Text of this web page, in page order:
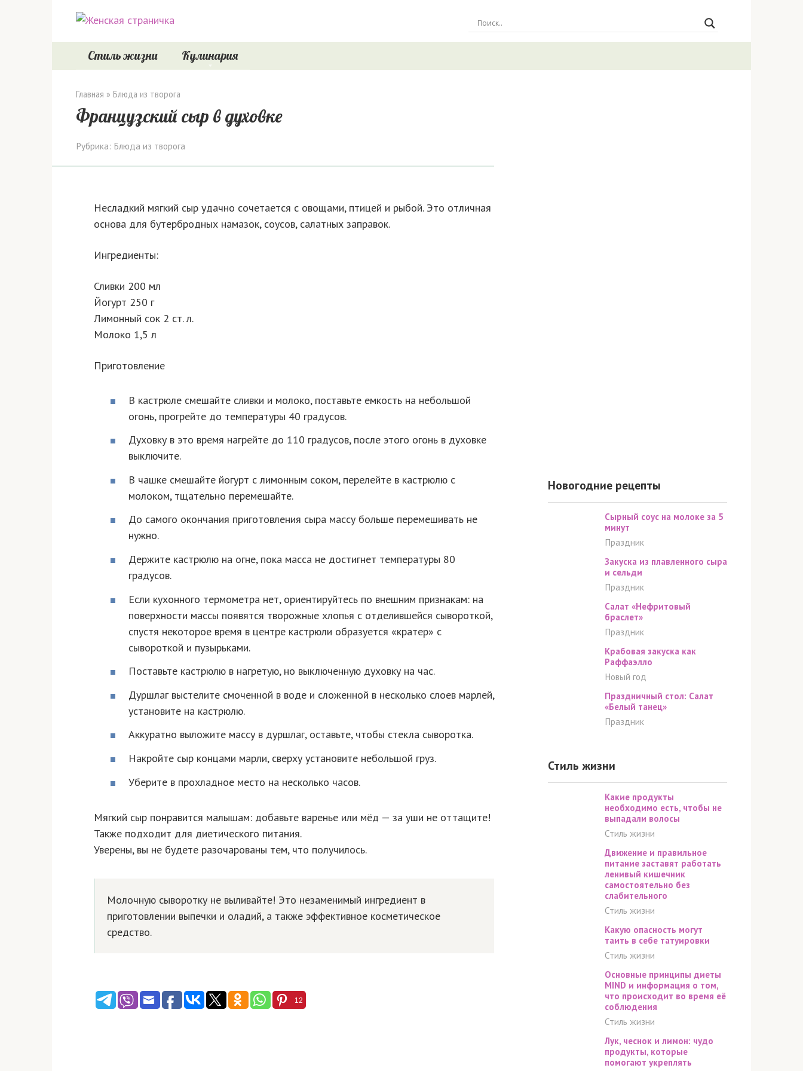
Стиль жизни Кулинария
Главная » Блюда из творога
Французский сыр в духовке
Рубрика: Блюда из творога
Несладкий мягкий сыр удачно сочетается с овощами, птицей и рыбой. Это отличная
основа для бутербродных намазок, соусов, салатных заправок.
Ингредиенты:
Сливки 200 мл
Йогурт 250 г
Лимонный сок 2 ст. л.
Молоко 1,5 л
Приготовление
В кастрюле смешайте сливки и молоко, поставьте емкость на небольшой
огонь, прогрейте до температуры 40 градусов.
Духовку в это время нагрейте до 110 градусов, после этого огонь в духовке
выключите.
В чашке смешайте йогурт с лимонным соком, перелейте в кастрюлю с
молоком, тщательно перемешайте.
До самого окончания приготовления сыра массу больше перемешивать не
нужно.
Держите кастрюлю на огне, пока масса не достигнет температуры 80
градусов.
Если кухонного термометра нет, ориентируйтесь по внешним признакам: на
поверхности массы появятся творожные хлопья с отделившейся сывороткой,
спустя некоторое время в центре кастрюли образуется «кратер» с
сывороткой и пузырьками.
Поставьте кастрюлю в нагретую, но выключенную духовку на час.
Дуршлаг выстелите смоченной в воде и сложенной в несколько слоев марлей,
установите на кастрюлю.
Аккуратно выложите массу в дуршлаг, оставьте, чтобы стекла сыворотка.
Накройте сыр концами марли, сверху установите небольшой груз.
Уберите в прохладное место на несколько часов.
Мягкий сыр понравится малышам: добавьте варенье или мёд — за уши не оттащите!
Также подходит для диетического питания.
Уверены, вы не будете разочарованы тем, что получилось.
Молочную сыворотку не выливайте! Это незаменимый ингредиент в
приготовлении выпечки и оладий, а также эффективное косметическое
средство.
12
Новогодние рецепты
Сырный соус на молоке за 5
минут
Праздник
Закуска из плавленного сыра
и сельди
Праздник
Салат «Нефритовый
браслет»
Праздник
Крабовая закуска как
Раффаэлло
Новый год
Праздничный стол: Салат
«Белый танец»
Праздник
Стиль жизни
Какие продукты
необходимо есть, чтобы не
выпадали волосы
Стиль жизни
Движение и правильное
питание заставят работать
ленивый кишечник
самостоятельно без
слабительного
Стиль жизни
Какую опасность могут
таить в себе татуировки
Стиль жизни
Основные принципы диеты
MIND и информация о том,
что происходит во время её
соблюдения
Стиль жизни
Лук, чеснок и лимон: чудо
продукты, которые
помогают укреплять